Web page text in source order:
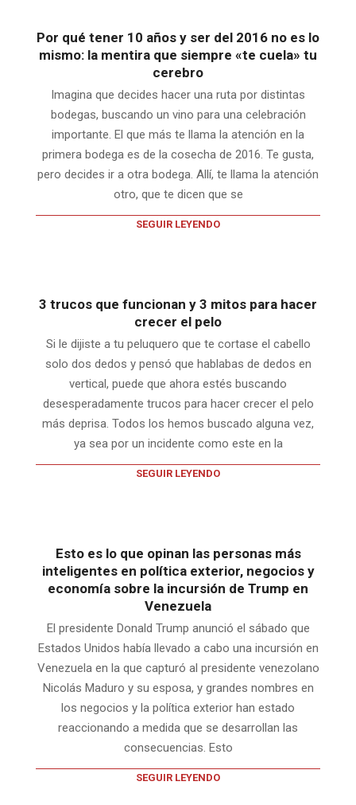
Por qué tener 10 años y ser del 2016 no es lo
mismo: la mentira que siempre «te cuela» tu
cerebro
Imagina que decides hacer una ruta por distintas
bodegas, buscando un vino para una celebración
importante. El que más te llama la atención en la
primera bodega es de la cosecha de 2016. Te gusta,
pero decides ir a otra bodega. Allí, te llama la atención
otro, que te dicen que se
SEGUIR LEYENDO
3 trucos que funcionan y 3 mitos para hacer
crecer el pelo
Si le dijiste a tu peluquero que te cortase el cabello
solo dos dedos y pensó que hablabas de dedos en
vertical, puede que ahora estés buscando
desesperadamente trucos para hacer crecer el pelo
más deprisa. Todos los hemos buscado alguna vez,
ya sea por un incidente como este en la
SEGUIR LEYENDO
Esto es lo que opinan las personas más
inteligentes en política exterior, negocios y
economía sobre la incursión de Trump en
Venezuela
El presidente Donald Trump anunció el sábado que
Estados Unidos había llevado a cabo una incursión en
Venezuela en la que capturó al presidente venezolano
Nicolás Maduro y su esposa, y grandes nombres en
los negocios y la política exterior han estado
reaccionando a medida que se desarrollan las
consecuencias. Esto
SEGUIR LEYENDO